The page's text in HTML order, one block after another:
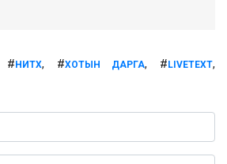
#НИТХ, #ХОТЫН ДАРГА, #LIVETEXT,